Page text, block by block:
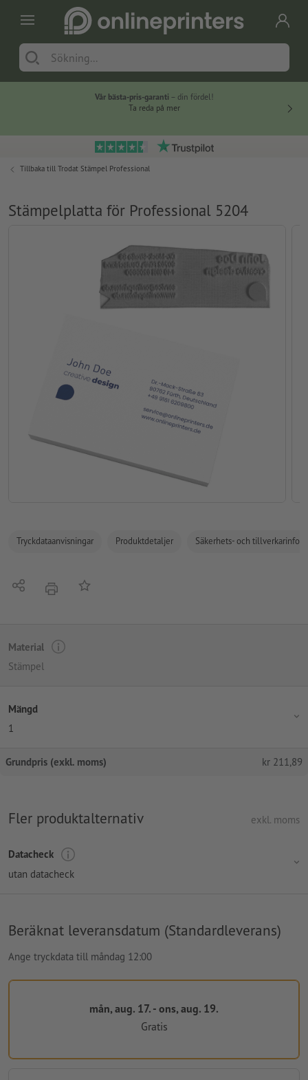
Vår bästa-pris-garanti – din fördel!
Ta reda på mer
Tillbaka till Trodat Stämpel Professional
Stämpelplatta för Professional 5204
Tryckdataanvisningar Produktdetaljer Säkerhets- och
Dela erbjudandePå anteckningslistan
Material
Stämpel
Mängd
1
Grundpris (exkl. moms) kr 211,89
Fler produktalternativ exkl. moms
Datacheck
utan datacheck
Beräknat leveransdatum (Standardleverans)
Ange tryckdata till måndag 12:00
mån, aug. 17. - ons, aug. 19.
Gratis